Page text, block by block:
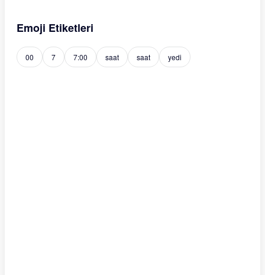
Emoji Etiketleri
00 7 7:00 saat saat yedi